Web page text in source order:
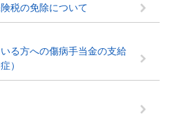
税の免除について
る方への傷病手当金の支給
）